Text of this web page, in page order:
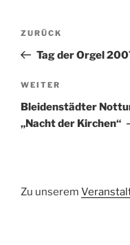
Vorheriger
Beitrag
ZURÜCK
Tag der Orgel
Nächster
Beitrag
WEITER
Bleidenstädter
„Nacht der Kirchen“
Zu unserem